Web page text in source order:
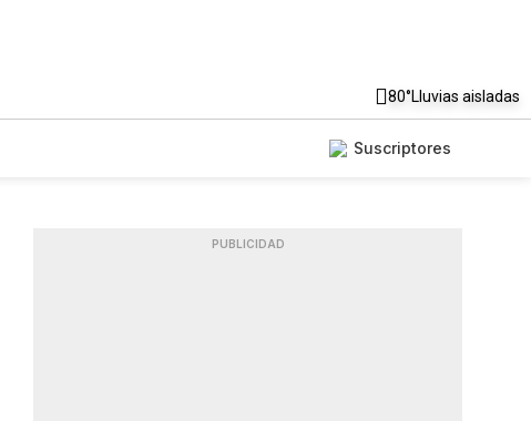
80°Lluvias aisladas
Suscriptores
PUBLICIDAD